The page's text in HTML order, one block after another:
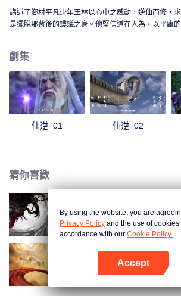
講述了鄉村平凡少年王林以心中之感動，逆仙而修，
是擺脫那背後的螻蟻之身。他堅信道在人為，以平庸
劇集
仙逆_01 仙逆_02
猜你喜歡
仙逆劇場版 神臨之戰
吞天記
By using the website, you are
Privacy Policy and the use of cookies
accordance with our Cookie Policy.
Accept